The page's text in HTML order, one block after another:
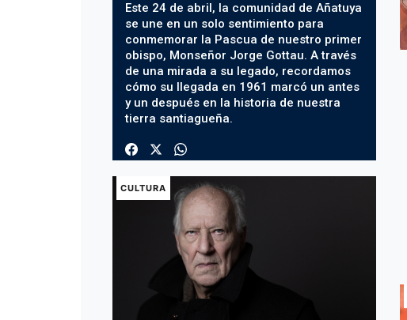
Este 24 de abril, la comunidad de Añatuya
se une en un solo sentimiento para
conmemorar la Pascua de nuestro primer
obispo, Monseñor Jorge Gottau. A través
de una mirada a su legado, recordamos
cómo su llegada en 1961 marcó un antes
y un después en la historia de nuestra
tierra santiagueña.
CULTURA